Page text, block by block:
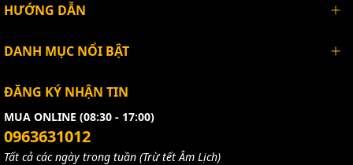
HƯỚNG DẪN
DANH MỤC NỔI BẬT
ĐĂNG KÝ NHẬN TIN
MUA ONLINE (08:30 - 17:00)
0963631012
Tất cả các ngày trong tuần (Trừ tết Âm Lịch)